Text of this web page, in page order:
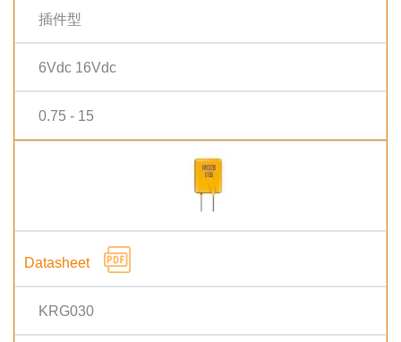
插件型
6Vdc 16Vdc
0.75 - 15
KRG030